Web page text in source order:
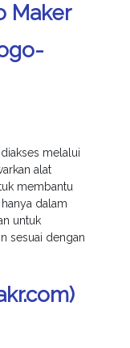
Maker
melalui
alat
membantu
dalam
untuk
sesuai dengan